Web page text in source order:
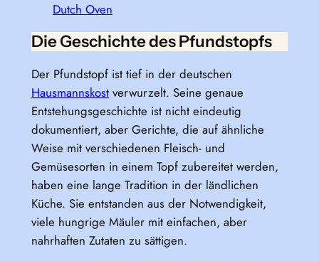
Dutch Oven
Die Geschichte des Pfundstopfs
Der Pfundstopf ist tief in der deutschen
Hausmannskostverwurzelt. Seine genaue
Entstehungsgeschichte ist nicht eindeutig
dokumentiert, aber Gerichte, die auf ähnliche
Weise mit verschiedenen Fleisch- und
Gemüsesorten in einem Topf zubereitet werden,
haben eine lange Tradition in der ländlichen
Küche. Sie entstanden aus der Notwendigkeit,
viele hungrige Mäuler mit einfachen, aber
nahrhaften Zutaten zu sättigen.